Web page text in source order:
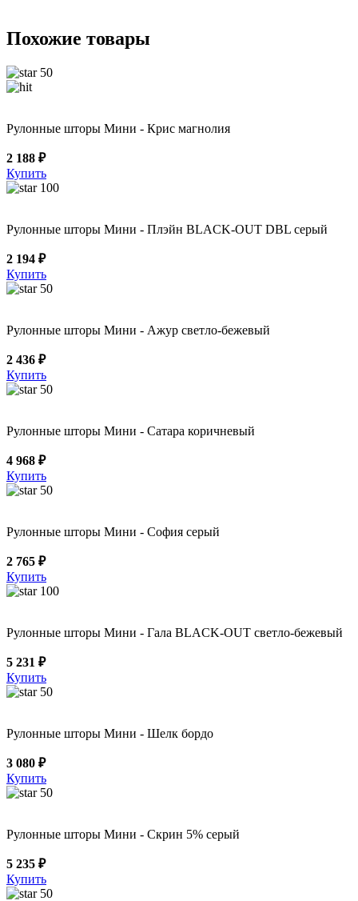
Похожие товары
50
Рулонные шторы Мини - Крис магнолия
2 188 ₽
Купить
100
Рулонные шторы Мини - Плэйн BLACK-OUT DBL серый
2 194 ₽
Купить
50
Рулонные шторы Мини - Ажур светло-бежевый
2 436 ₽
Купить
50
Рулонные шторы Мини - Сатара коричневый
4 968 ₽
Купить
50
Рулонные шторы Мини - София серый
2 765 ₽
Купить
100
Рулонные шторы Мини - Гала BLACK-OUT светло-бежевый
5 231 ₽
Купить
50
Рулонные шторы Мини - Шелк бордо
3 080 ₽
Купить
50
Рулонные шторы Мини - Скрин 5% серый
5 235 ₽
Купить
50